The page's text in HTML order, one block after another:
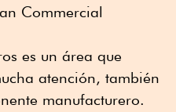
Commercial
es un área que
atención, también
manufacturero.